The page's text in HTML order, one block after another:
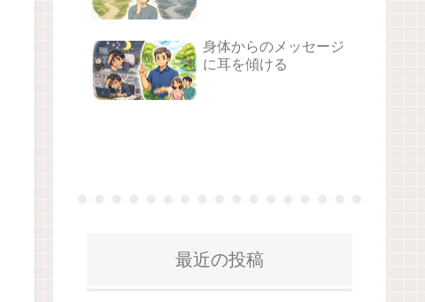
身体からのメッセージ
に耳を傾ける
最近の投稿